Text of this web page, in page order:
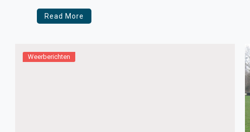
aan bijvoorbeeld arbeidsmigranten.
Read More
Weerberichten